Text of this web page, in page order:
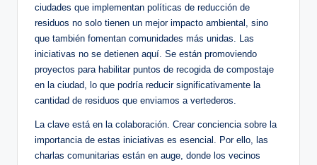
ciudades que implementan políticas de reducción de
residuos no solo tienen un mejor impacto ambiental, sino
que también fomentan comunidades más unidas. Las
iniciativas no se detienen aquí. Se están promoviendo
proyectos para habilitar puntos de recogida de compostaje
en la ciudad, lo que podría reducir significativamente la
cantidad de residuos que enviamos a vertederos.
La clave está en la colaboración. Crear conciencia sobre la
importancia de estas iniciativas es esencial. Por ello, las
charlas comunitarias están en auge, donde los vecinos